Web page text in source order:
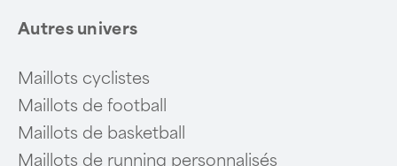
Autres univers
Maillots cyclistes
Maillots de football
Maillots de basketball
Maillots de running personnalisés